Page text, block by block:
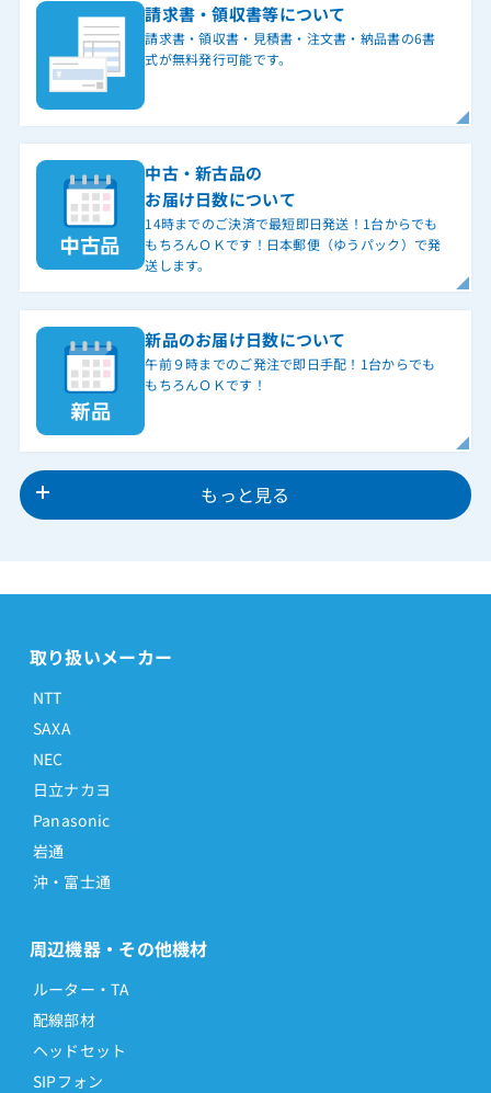
請求書・領収書等について
請求書・領収書・見積書・注文書・納品書の6書
式が無料発行可能です。
中古・新古品の
お届け日数について
14時までのご決済で最短即日発送！1台からでも
もちろんＯＫです！日本郵便（ゆうパック）で発
送します。
新品のお届け日数について
午前９時までのご発注で即日手配！1台からでも
もちろんＯＫです！
もっと見る
取り扱いメーカー
NTT
SAXA
NEC
日立ナカヨ
Panasonic
岩通
沖・富士通
周辺機器・その他機材
ルーター・TA
配線部材
ヘッドセット
SIPフォン